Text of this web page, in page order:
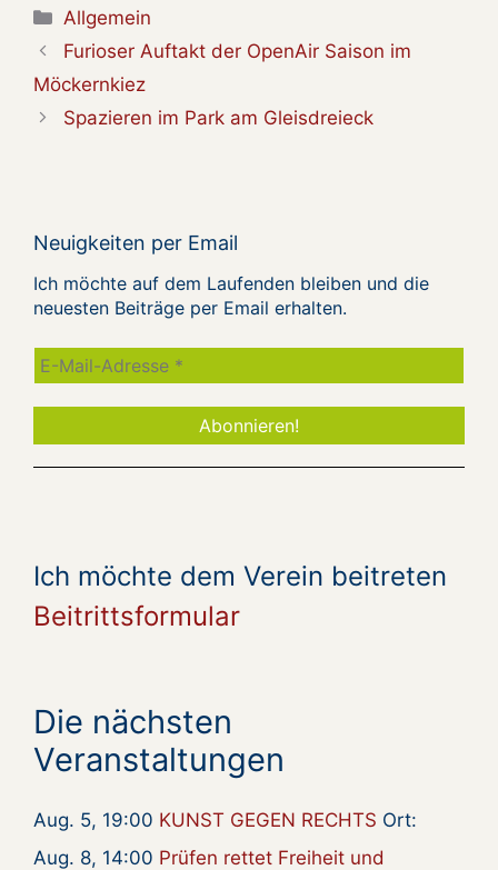
Kategorien
Allgemein
Furioser Auftakt der OpenAir Saison im
Möckernkiez
Spazieren im Park am Gleisdreieck
Neuigkeiten per Email
Ich möchte auf dem Laufenden bleiben und die
neuesten Beiträge per Email erhalten.
Ich möchte dem Verein beitreten
Beitrittsformular
Die nächsten
Veranstaltungen
Aug. 5, 19:00 KUNST GEGEN RECHTS Ort:
Aug. 8, 14:00 Prüfen rettet Freiheit und